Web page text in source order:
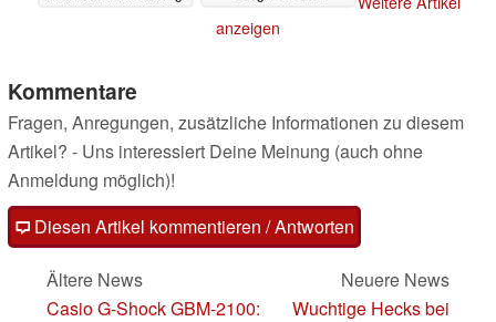
anzeigen
Kommentare
Fragen, Anregungen, zusätzliche Informationen zu diesem
Artikel? - Uns interessiert Deine Meinung (auch ohne
Anmeldung möglich)!
Diesen Artikel kommentieren / Antworten
Ältere News
Casio G-Shock GBM-2100:
Neuere News
Wuchtige Hecks bei